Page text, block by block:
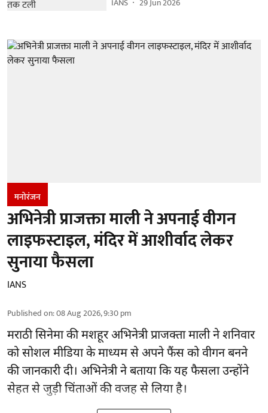
IANS 29 Jun 2026
मनोरंजन
अभिनेत्री प्राजक्ता माली ने अपनाई वीगन
लाइफस्टाइल, मंदिर में आशीर्वाद लेकर
सुनाया फैसला
IANS
Published on:08 Aug 2026, 9:30 pm
मराठी सिनेमा की मशहूरअभिनेत्रीप्राजक्ता माली ने शनिवार
को सोशल मीडिया के माध्यम से अपने फैंस को वीगन बनने
की जानकारी दी। अभिनेत्री ने बताया कि यह फैसला उन्होंने
सेहत से जुड़ी चिंताओं की वजह से लिया है।